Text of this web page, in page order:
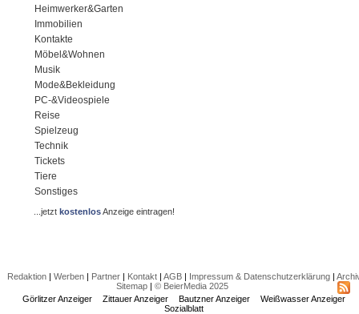
Heimwerker&Garten
Immobilien
Kontakte
Möbel&Wohnen
Musik
Mode&Bekleidung
PC-&Videospiele
Reise
Spielzeug
Technik
Tickets
Tiere
Sonstiges
...jetztkostenlosAnzeige eintragen!
Redaktion| Werben| Partner| Kontakt| AGB| Impressum & Datenschutzerklärung|
Sitemap| © BeierMedia 2025
Görlitzer Anzeiger
Zittauer Anzeiger Bautzner Anzeiger
Weißwasser Anzeiger
Sozialblatt